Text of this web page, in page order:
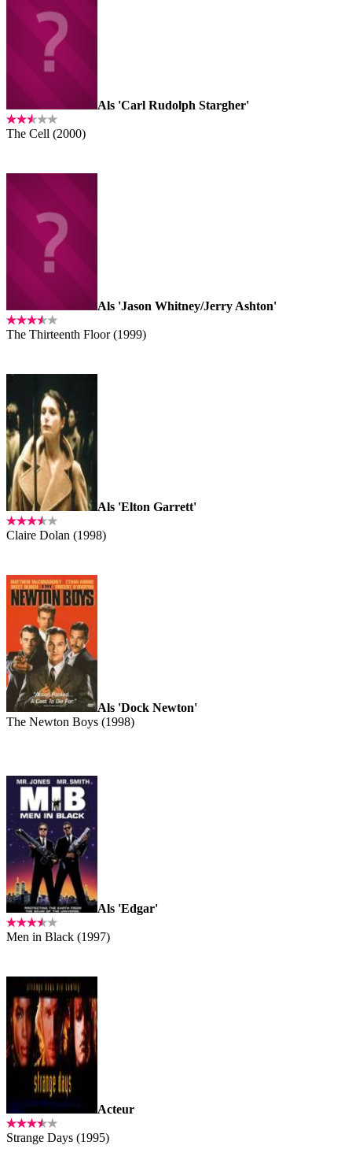
Als 'Carl Rudolph Stargher'
The Cell (2000)
Als 'Jason Whitney/Jerry Ashton'
The Thirteenth Floor (1999)
Als 'Elton Garrett'
Claire Dolan (1998)
Als 'Dock Newton'
The Newton Boys (1998)
Als 'Edgar'
Men in Black (1997)
Acteur
Strange Days (1995)